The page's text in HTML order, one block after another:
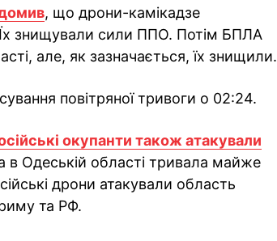
, що дрони-камікадзе
Їх знищували сили ППО. Потім БПЛА
але, як зазначається, їх знищили.
повітряної тривоги о 02:24.
окупанти також атакували
в Одеській області тривала майже
дрони атакували область
та РФ.